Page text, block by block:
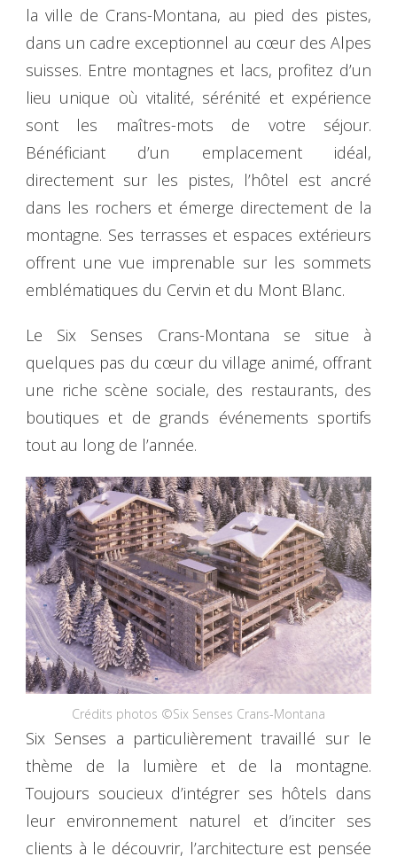
la ville de Crans-Montana, au pied des pistes,
dans un cadre exceptionnel au cœur des Alpes
suisses. Entre montagnes et lacs, profitez d’un
lieu unique où vitalité, sérénité et expérience
sont les maîtres-mots de votre séjour.
Bénéficiant d’un emplacement idéal,
directement sur les pistes, l’hôtel est ancré
dans les rochers et émerge directement de la
montagne. Ses terrasses et espaces extérieurs
offrent une vue imprenable sur les sommets
emblématiques du Cervin et du Mont Blanc.
Le Six Senses Crans-Montana se situe à
quelques pas du cœur du village animé, offrant
une riche scène sociale, des restaurants, des
boutiques et de grands événements sportifs
tout au long de l’année.
Crédits photos ©Six Senses Crans-Montana
Six Senses a particulièrement travaillé sur le
thème de la lumière et de la montagne.
Toujours soucieux d’intégrer ses hôtels dans
leur environnement naturel et d’inciter ses
clients à le découvrir, l’architecture est pensée